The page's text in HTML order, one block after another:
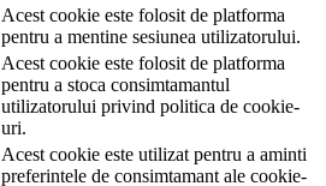
Acest cookie este folosit de platforma
pentru a mentine sesiunea utilizatorului.
Acest cookie este folosit de platforma
pentru a stoca consimtamantul
utilizatorului privind politica de cookie-
uri.
Acest cookie este utilizat pentru a aminti
preferintele de consimtamant ale cookie-